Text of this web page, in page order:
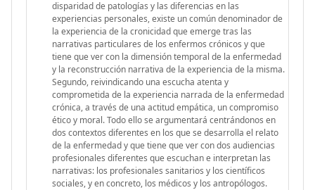
disparidad de patologías y las diferencias en las
experiencias personales, existe un común denominador de
la experiencia de la cronicidad que emerge tras las
narrativas particulares de los enfermos crónicos y que
tiene que ver con la dimensión temporal de la enfermedad
y la reconstrucción narrativa de la experiencia de la misma.
Segundo, reivindicando una escucha atenta y
comprometida de la experiencia narrada de la enfermedad
crónica, a través de una actitud empática, un compromiso
ético y moral. Todo ello se argumentará centrándonos en
dos contextos diferentes en los que se desarrolla el relato
de la enfermedad y que tiene que ver con dos audiencias
profesionales diferentes que escuchan e interpretan las
narrativas: los profesionales sanitarios y los científicos
sociales, y en concreto, los médicos y los antropólogos.